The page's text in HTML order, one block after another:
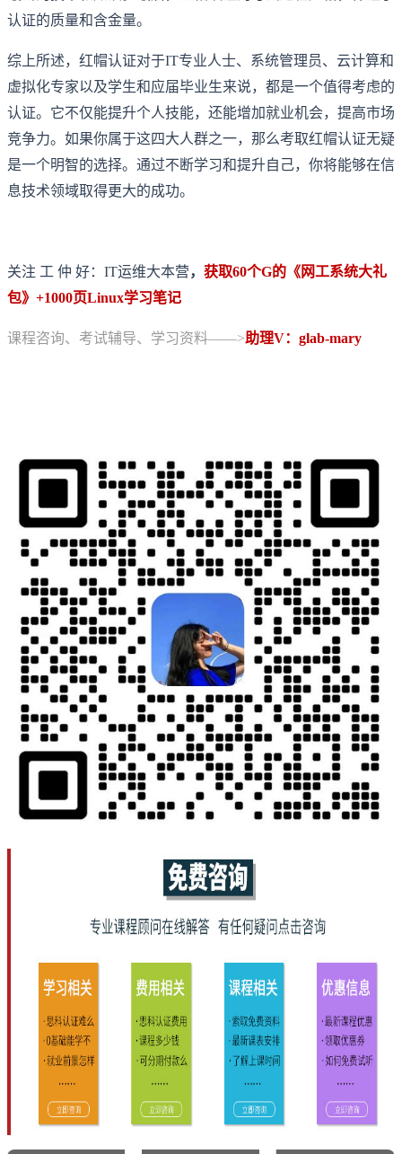
认证的质量和含金量。
综上所述，红帽认证对于IT专业人士、系统管理员、云计算和
虚拟化专家以及学生和应届毕业生来说，都是一个值得考虑的
认证。它不仅能提升个人技能，还能增加就业机会，提高市场
竞争力。如果你属于这四大人群之一，那么考取红帽认证无疑
是一个明智的选择。通过不断学习和提升自己，你将能够在信
息技术领域取得更大的成功。
关注 工 仲 好：IT运维大本营， 获取60个G的《网工系统大礼
包》+1000页Linux学习笔记
课程咨询、考试辅导、学习资料——>助理V：glab-mary